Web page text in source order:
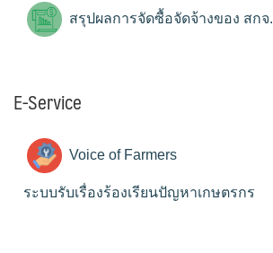
สรุปผลการจัดซื้อจัดจ้างของ สกจ.
E-Service
Voice of Farmers
ระบบรับเรื่องร้องเรียนปัญหาเกษตรกร